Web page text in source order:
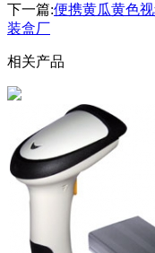
下一篇:便携黄瓜黄色
装盒厂
相关产品